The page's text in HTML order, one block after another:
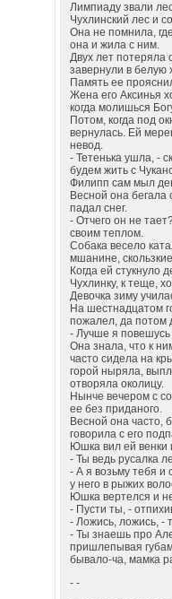
Лимпиаду звали
Чухлинский лес и
Она не помнила,
она и жила с ним.
Двух лет потеряла
завернули в белую
Память ее
Жена его Аксинья
когда молишься
Потом, когда под
вернулась. Ей
невод.
- Тетенька ушла, -
будем жить с
Филипп сам мыл
Весной она бегала
падал снег.
- Отчего он не
своим теплом.
Собака весело
мшанине,
Когда ей стукнуло
Чухлинку, к теще,
Девочка зиму
На шестнадцатом
пожалел, да потом
- Лучше я повешусь
Она знала, что к
часто сидела на
горой ныряла,
отворяла околицу.
Нынче вечером с
ее без приданого.
Весной она часто,
говорила с его
Юшка вил ей венки
- Ты ведь русалка
- А я возьму тебя и
у него в рыжих
Юшка вертелся и
- Пусти ты, -
- Ложись, ложись, -
- Ты знаешь про
пришлепывая
бывало-ча, мамка
- -